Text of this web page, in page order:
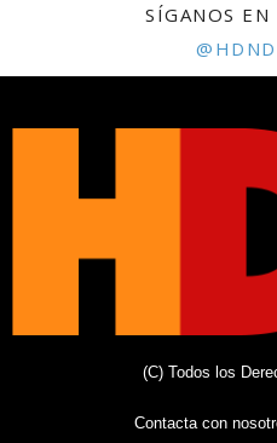
SÍGANOS EN
(C) Todos los
Contacta con